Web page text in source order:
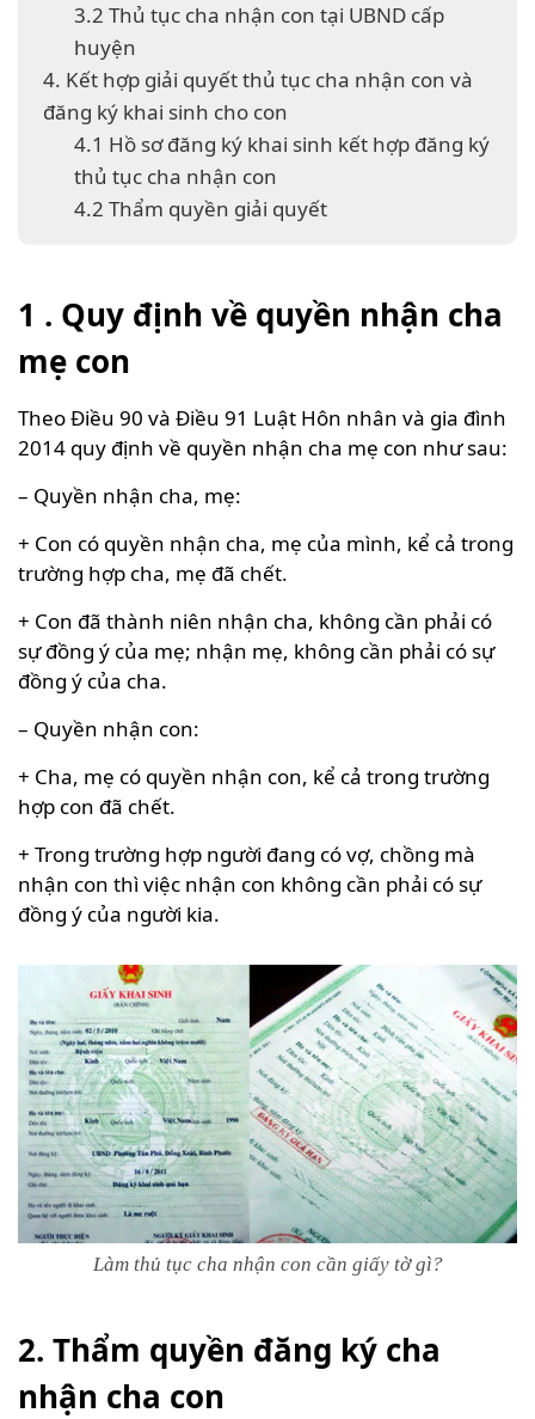
3.2 Thủ tục cha nhận con tại UBND cấp
huyện
4. Kết hợp giải quyết thủ tục cha nhận con và
đăng ký khai sinh cho con
4.1 Hồ sơ đăng ký khai sinh kết hợp đăng ký
thủ tục cha nhận con
4.2 Thẩm quyền giải quyết
1 . Quy định về quyền nhận cha
mẹ con
Theo Điều 90 và Điều 91 Luật Hôn nhân và gia đình
2014 quy định về quyền nhận cha mẹ con như sau:
– Quyền nhận cha, mẹ:
+ Con có quyền nhận cha, mẹ của mình, kể cả trong
trường hợp cha, mẹ đã chết.
+ Con đã thành niên nhận cha, không cần phải có
sự đồng ý của mẹ; nhận mẹ, không cần phải có sự
đồng ý của cha.
– Quyền nhận con:
+ Cha, mẹ có quyền nhận con, kể cả trong trường
hợp con đã chết.
+ Trong trường hợp người đang có vợ, chồng mà
nhận con thì việc nhận con không cần phải có sự
đồng ý của người kia.
Làm thủ tục cha nhận con cần giấy tờ gì?
2. Thẩm quyền đăng ký cha
nhận cha con